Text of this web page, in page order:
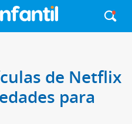
de Netflix
para